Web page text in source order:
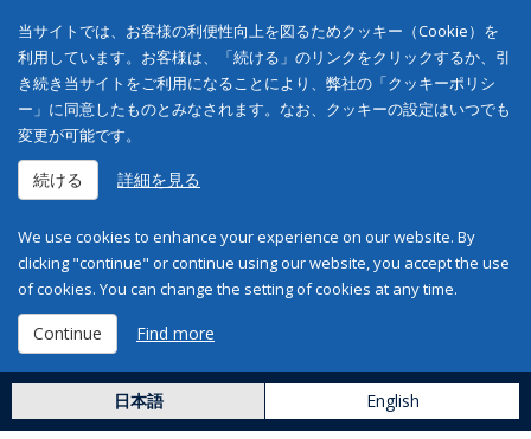
当サイトでは、お客様の利便性向上を図るためクッキー（Cookie）を
利用しています。お客様は、「続ける」のリンクをクリックするか、引
き続き当サイトをご利用になることにより、弊社の「クッキーポリシ
ー」に同意したものとみなされます。なお、クッキーの設定はいつでも
変更が可能です。
続ける 詳細を見る
We use cookies to enhance your experience on our website. By
clicking "continue" or continue using our website, you accept the use
of cookies. You can change the setting of cookies at any time.
Continue Find more
日本語 English